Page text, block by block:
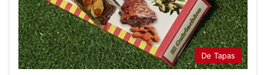
De Tapas